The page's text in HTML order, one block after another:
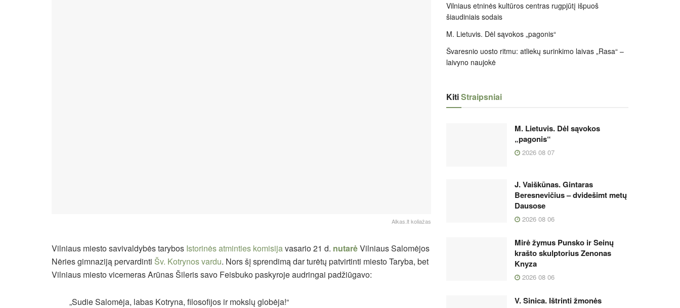
Alkas.lt koliažas
Vilniaus miesto savivaldybės tarybos Istorinės atminties komisijavasario 21 d. nutarėVilniaus Salomėjos
Nėries gimnaziją pervardinti Šv. Kotrynos vardu. Nors šį sprendimą dar turėtų patvirtinti miesto Taryba, bet
Vilniaus miesto vicemeras Arūnas Šileris savo Feisbuko paskyroje audringai padžiūgavo:
„Sudie Salomėja, labas Kotryna, filosofijos ir mokslų globėja!“
Vilniaus etninės kultūros centras rugpjūtį išpuoš
šiaudiniais sodais
M. Lietuvis. Dėl sąvokos „pagonis“
Švaresnio uosto ritmu: atliekų surinkimo laivas „Rasa“ –
laivyno naujokė
KitiStraipsniai
M. Lietuvis. Dėl sąvokos
„pagonis“
2026 08 07
J. Vaiškūnas. Gintaras
Beresnevičius – dvidešimt metų
Dausose
2026 08 06
Mirė žymus Punsko ir Seinų
krašto skulptorius Zenonas
Knyza
2026 08 06
V. Sinica. Ištrinti žmonės